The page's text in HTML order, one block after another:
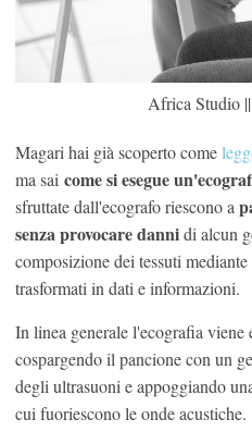
Africa Studio
Magari hai già scoperto come
ma sai come si esegue
sfruttate dall'ecografo riescono a
senza provocare dannidi alcun
composizione dei tessuti
trasformati in dati e informazioni.
In linea generale l'ecografia viene
cospargendo il pancione con un
degli ultrasuoni e appoggiando
cui fuoriescono le onde acustiche.